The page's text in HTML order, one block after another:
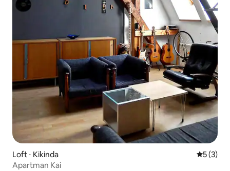
Loft ⋅ Kikinda
5 (3)
Apartman Kai